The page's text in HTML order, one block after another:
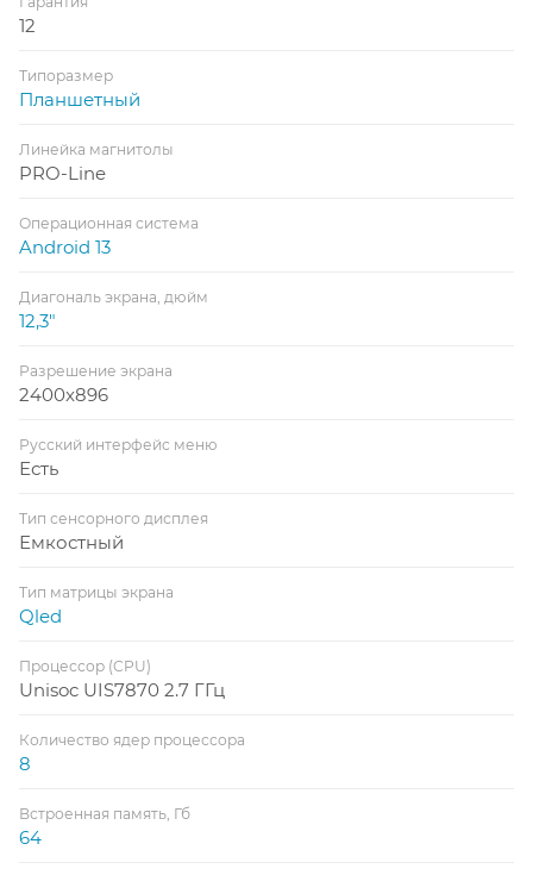
12
Типоразмер
Планшетный
Линейка магнитолы
PRO-Line
Операционная система
Android 13
Диагональ экрана, дюйм
12,3"
Разрешение экрана
2400x896
Русский интерфейс меню
Есть
Тип сенсорного дисплея
Емкостный
Тип матрицы экрана
Qled
Процессор (CPU)
Unisoc UIS7870 2.7 ГГц
Количество ядер процессора
8
Встроенная память, Гб
64